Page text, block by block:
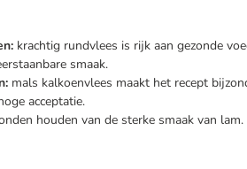
krachtig rundvlees is rijk aan gezonde
smaak.
mals kalkoenvlees maakt het recept
acceptatie.
houden van de sterke smaak van